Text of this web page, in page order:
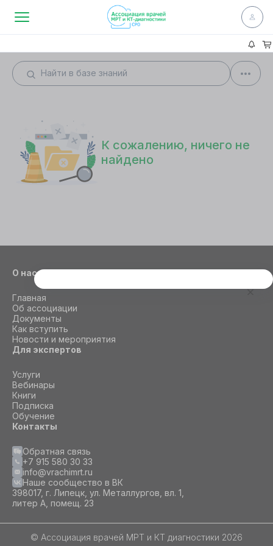
К сожалению, ничего не
найдено
О нас
Главная
Об ассоциации
Документы
Как вступить
Новости и мероприятия
Для экспертов
Услуги
Вебинары
Книги
Подписка
Обучение
Контакты
Обратная связь
+7 915 580 30 33
info@vrachimrt.ru
Наше сообщество в ВК
398017, г. Липецк, ул. Металлургов, вл. 1,
литер А, помещ. 23
© Ассоциация врачей МРТ и КТ диагностики 2026
Этот сайт использует cookie
Для корректной работы данного сайта
необходимы файлы cookie
СОГЛАСИЕ